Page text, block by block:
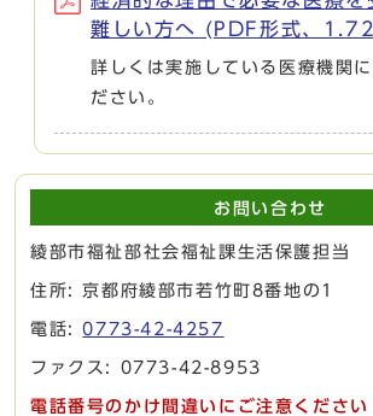
難しい方へ (PDF形式、
詳しくは実施している医療機関
ださい。
お問い合わせ
綾部市福祉部社会福祉課生活保護担当
住所: 京都府綾部市若竹町8番地の1
電話:0773-42-4257
ファクス: 0773-42-8953
電話番号のかけ間違いにご注意ください